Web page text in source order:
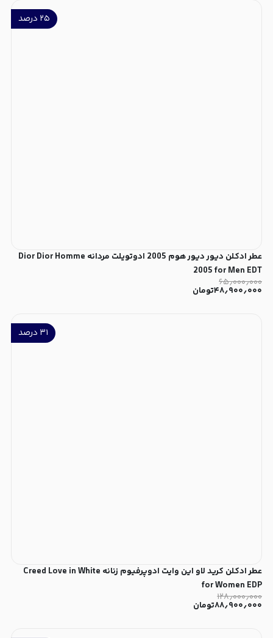
۲۵ درصد
عطر ادکلن دیور دیور هوم 2005 ادوتویلت مردانه Dior Dior Homme
2005 for Men EDT
۶۵٫۰۰۰٫۰۰۰
۴۸٫۹۰۰٫۰۰۰تومان
۳۱ درصد
عطر ادکلن کرید لاو این وایت ادوپرفیوم زنانه Creed Love in White
for Women EDP
۱۲۸٫۰۰۰٫۰۰۰
۸۸٫۹۰۰٫۰۰۰تومان